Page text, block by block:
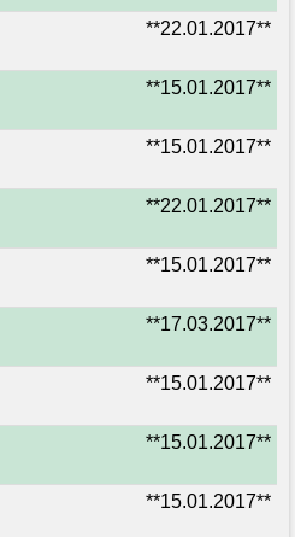
**22.01.2017**
**15.01.2017**
**15.01.2017**
**22.01.2017**
**15.01.2017**
**17.03.2017**
**15.01.2017**
**15.01.2017**
**15.01.2017**